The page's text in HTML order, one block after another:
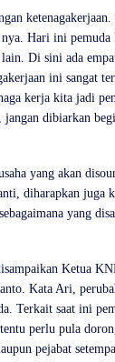
nya. Hari ini pemuda
Di sini ada
ini sangat
kerja kita jadi
jangan dibiarkan
yang akan
diharapkan juga
yang
Ketua
Kata Ari,
Terkait saat ini
perlu pula
pejabat